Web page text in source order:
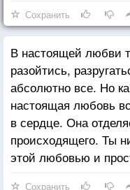
Сохранить
В настоящей любви
разойтись,
абсолютно все. Но
настоящая любовь
в сердце. Она
происходящего. Ты
этой любовью и
Сохранить